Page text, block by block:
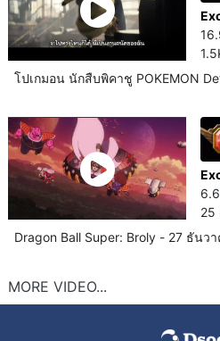
โปเกมอน นักสืบพิคาชู POKEMON
25
Dragon Ball Super: Broly - 27 ธันว
MORE VIDEO...